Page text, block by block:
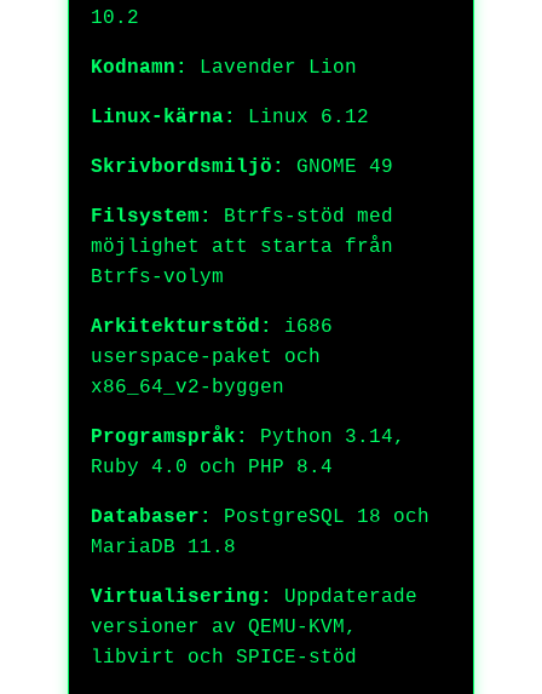
10.2
Kodnamn: Lavender Lion
Linux-kärna: Linux 6.12
Skrivbordsmiljö: GNOME 49
Filsystem:
Btrfs-stöd med
möjlighet att starta från
Btrfs-volym
Arkitekturstöd:
i686
userspace-paket och
x86_64_v2-byggen
Programspråk:
Python 3.14,
Ruby 4.0 och PHP 8.4
Databaser:
PostgreSQL 18 och
MariaDB 11.8
Virtualisering:
Uppdaterade
versioner av QEMU-KVM,
libvirt och SPICE-stöd